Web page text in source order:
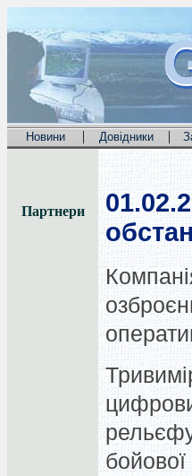
Новини | Довідники |
Партнери